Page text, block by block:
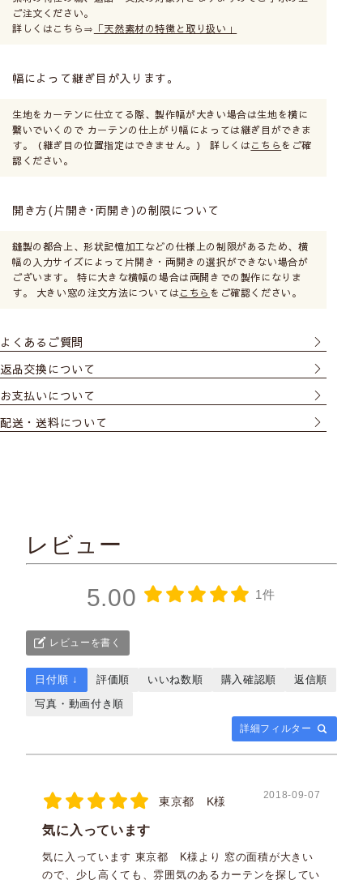
ご注文ください。
詳しくはこちら⇒ 「天然素材の特徴と取り扱い」
幅によって継ぎ目が入ります。
生地をカーテンに仕立てる際、製作幅が大きい場合は生地を横に
繋いでいくので カーテンの仕上がり幅によっては継ぎ目ができま
す。（継ぎ目の位置指定はできません。） 詳しくはこちら をご確
認ください。
開き方(片開き･両開き)の制限について
縫製の都合上、形状記憶加工などの仕様上の制限があるため、横
幅の入力サイズによって片開き・両開きの選択ができない場合が
ございます。 特に大きな横幅の場合は両開きでの製作になりま
す。 大きい窓の注文方法についてはこちら をご確認ください。
よくあるご質問
返品交換について
お支払いについて
配送・送料について
レビュー
5.00 1件
レビューを書く
詳細フィルター
日付順 ↓ 評価順 いいね数順 購入確認順
返信順
写真・動画付き順
東京都 K様 2018-09-07
気に入っています
気に入っています 東京都 K様より 窓の面積が大きい
ので、少し高くても、雰囲気のあるカーテンを探してい